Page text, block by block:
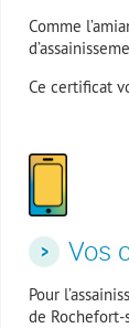
Comme
Ce certificat
Vos
Pour
de Rochefort-